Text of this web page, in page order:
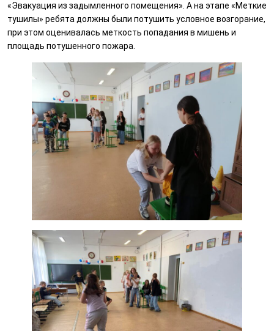
«Эвакуация из задымленного помещения». А на этапе «Меткие
тушилы» ребята должны были потушить условное возгорание,
при этом оценивалась меткость попадания в мишень и
площадь потушенного пожара.